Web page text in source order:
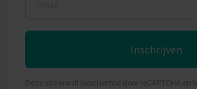
Inschrijven
Deze site wordt beschermd door reCAPTCHA en